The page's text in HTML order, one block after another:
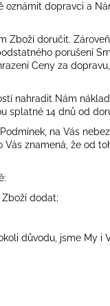
oznámit dopravci a
Zboží doručit.
porušení
Ceny za
nahradit Nám
splatné 14 dnů od
Podmínek, na Vás
znamená, že od
dodat;
důvodu, jsme My i